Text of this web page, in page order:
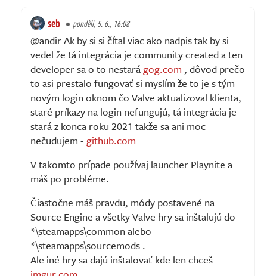
seb pondělí, 5. 6., 16:08
@andir Ak by si si čítal viac ako nadpis tak by si
vedel že tá integrácia je community created a ten
developer sa o to nestarágog.com , dôvod prečo
to asi prestalo fungovať si myslím že to je s tým
novým login oknom čo Valve aktualizoval klienta,
staré príkazy na login nefungujú, tá integrácia je
stará z konca roku 2021 takže sa ani moc
nečudujem - github.com
V takomto prípade používaj launcher Playnite a
máš po probléme.
Čiastočne máš pravdu, módy postavené na
Source Engine a všetky Valve hry sa inštalujú do
*\steamapps\common alebo
*\steamapps\sourcemods .
Ale iné hry sa dajú inštalovať kde len chceš -